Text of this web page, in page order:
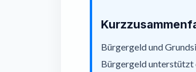
Bürgergeld und
Bürgergeld unterstützt